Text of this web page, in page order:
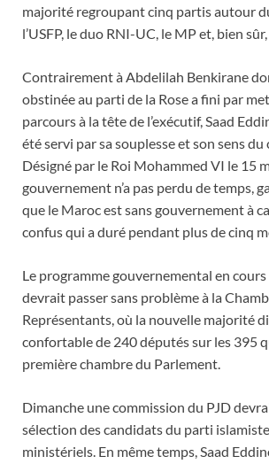
majorité regroupant cinq partis autour
l’USFP, le duo RNI-UC, le MP et, bien sûr,
Contrairement à Abdelilah Benkirane
obstinée au parti de la Rose a fini par
parcours à la tête de l’exécutif, Saad
été servi par sa souplesse et son sens
Désigné par le Roi Mohammed VI le 15
gouvernement n’a pas perdu de temps,
que le Maroc est sans gouvernement à
confus qui a duré pendant plus de cinq
Le programme gouvernemental en
devrait passer sans problème à la
Représentants, où la nouvelle majorité
confortable de 240 députés sur les 395
première chambre du Parlement.
Dimanche une commission du PJD
sélection des candidats du parti
ministériels. En même temps, Saad